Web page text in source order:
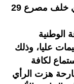
التحقيق في ملف الحادث المأساوي الذي خلف مصرع 29
الوطنية
عليا، وذلك
لكافة
هزت الرأي